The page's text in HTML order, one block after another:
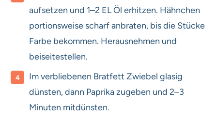
aufsetzen und 1–2 EL Öl erhitzen. Hähnchen
portionsweise scharf anbraten, bis die Stücke
Farbe bekommen. Herausnehmen und
beiseitestellen.
Im verbliebenen Bratfett Zwiebel glasig
dünsten, dann Paprika zugeben und 2–3
Minuten mitdünsten.